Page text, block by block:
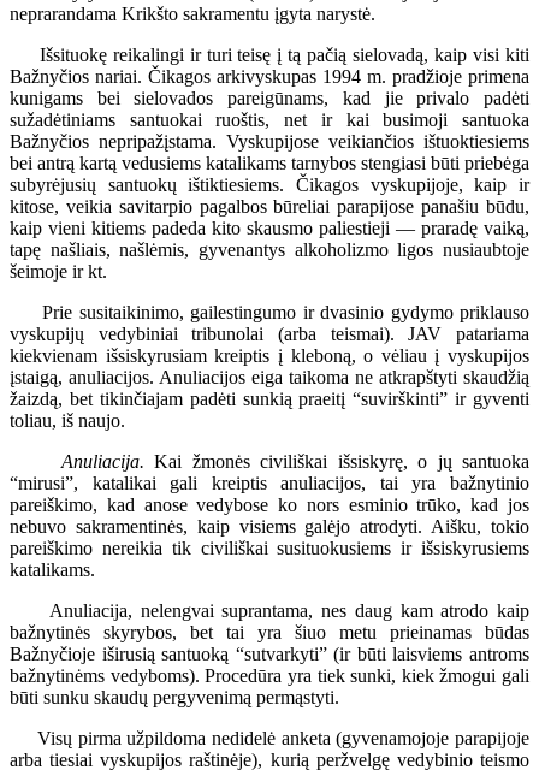
neprarandama Krikšto sakramentu įgyta narystė.
Išsituokę reikalingi ir turi teisę į tą pačią sielovadą, kaip visi kiti
Bažnyčios nariai. Čikagos arkivyskupas 1994 m. pradžioje primena
kunigams bei sielovados pareigūnams, kad jie privalo padėti
sužadėtiniams santuokai ruoštis, net ir kai busimoji santuoka
Bažnyčios nepripažįstama. Vyskupijose veikiančios ištuoktiesiems
bei antrą kartą vedusiems katalikams tarnybos stengiasi būti priebėga
subyrėjusių santuokų ištiktiesiems. Čikagos vyskupijoje, kaip ir
kitose, veikia savitarpio pagalbos būreliai parapijose panašiu būdu,
kaip vieni kitiems padeda kito skausmo paliestieji — praradę vaiką,
tapę našliais, našlėmis, gyvenantys alkoholizmo ligos nusiaubtoje
šeimoje ir kt.
Prie susitaikinimo, gailestingumo ir dvasinio gydymo priklauso
vyskupijų vedybiniai tribunolai (arba teismai). JAV patariama
kiekvienam išsiskyrusiam kreiptis į kleboną, o vėliau į vyskupijos
įstaigą, anuliacijos. Anuliacijos eiga taikoma ne atkrapštyti skaudžią
žaizdą, bet tikinčiajam padėti sunkią praeitį “suvirškinti” ir gyventi
toliau, iš naujo.
Anuliacija. Kai žmonės civiliškai išsiskyrę, o jų santuoka
“mirusi”, katalikai gali kreiptis anuliacijos, tai yra bažnytinio
pareiškimo, kad anose vedybose ko nors esminio trūko, kad jos
nebuvo sakramentinės, kaip visiems galėjo atrodyti. Aišku, tokio
pareiškimo nereikia tik civiliškai susituokusiems ir išsiskyrusiems
katalikams.
Anuliacija, nelengvai suprantama, nes daug kam atrodo kaip
bažnytinės skyrybos, bet tai yra šiuo metu prieinamas būdas
Bažnyčioje iširusią santuoką “sutvarkyti” (ir būti laisviems antroms
bažnytinėms vedyboms). Procedūra yra tiek sunki, kiek žmogui gali
būti sunku skaudų pergyvenimą permąstyti.
Visų pirma užpildoma nedidelė anketa (gyvenamojoje parapijoje
arba tiesiai vyskupijos raštinėje), kurią peržvelgę vedybinio teismo